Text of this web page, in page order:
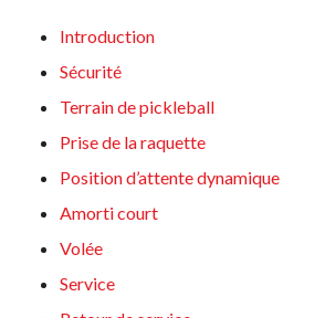
couvert ?
Résumé de la
matière d’assurance
Compléments
d’assurance
Bulletins d’assurance
Introduction
Sécurité
Terrain de pickleball
Prise de la raquette
Position d’attente dynamique
Amorti court
Volée
Service